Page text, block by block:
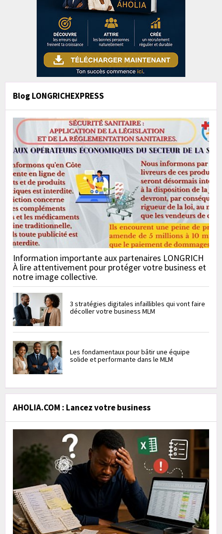
Blog LONGRICHEXPRESS
Information importante aux partenaires LONGRICH
À lire attentivement pour protéger votre business et
notre image collective.
3 stratégies digitales infaillibles qui vont faire
décoller votre business MLM
Les fondamentaux pour bâtir une équipe
solide et performante dans le MLM
AHOLIA.COM : Lancez votre business